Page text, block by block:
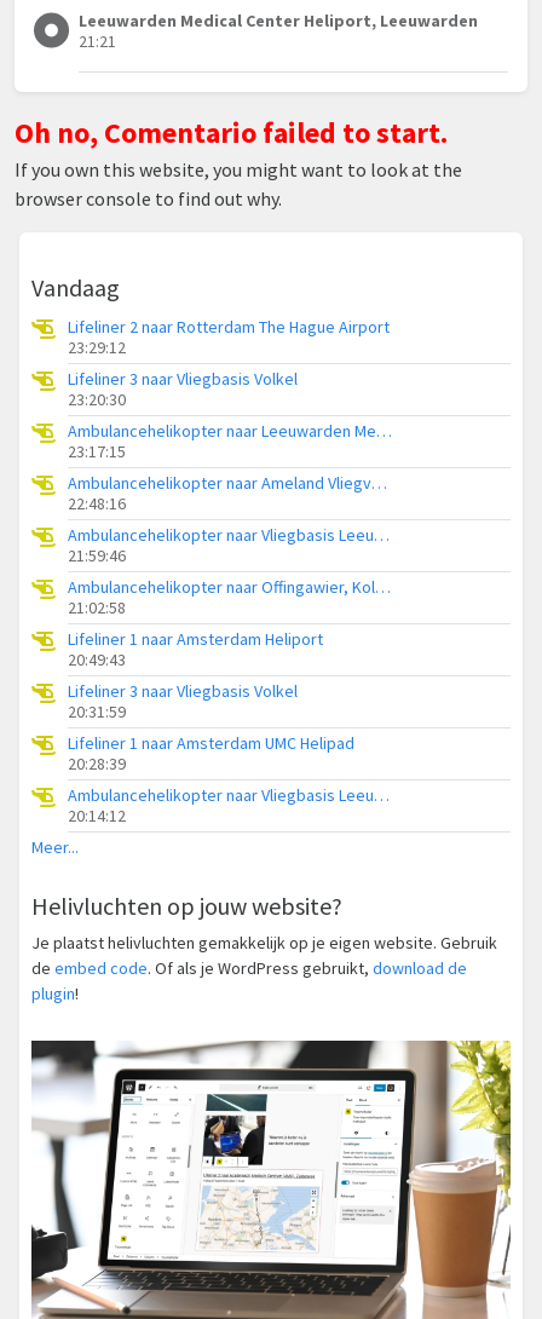
Leeuwarden Medical Center Heliport, Leeuwarden
21:21
Oh no, Comentario failed to start.
If you own this website, you might want to look at the
browser console to find out why.
Vandaag
Lifeliner 2 naar Rotterdam The Hague Airport
23:29:12
Lifeliner 3 naar Vliegbasis Volkel
23:20:30
Ambulancehelikopter naar Leeuwarden Medical Center Heliport
23:17:15
Ambulancehelikopter naar Ameland Vliegveld Ballum
22:48:16
Ambulancehelikopter naar Vliegbasis Leeuwarden
21:59:46
Ambulancehelikopter naar Offingawier, Kolmarslân
21:02:58
Lifeliner 1 naar Amsterdam Heliport
20:49:43
Lifeliner 3 naar Vliegbasis Volkel
20:31:59
Lifeliner 1 naar Amsterdam UMC Helipad
20:28:39
Ambulancehelikopter naar Vliegbasis Leeuwarden
20:14:12
Meer...
Helivluchten op jouw website?
Je plaatst helivluchten gemakkelijk op je eigen website. Gebruik
de embed code. Of als je WordPress gebruikt, download de
plugin!